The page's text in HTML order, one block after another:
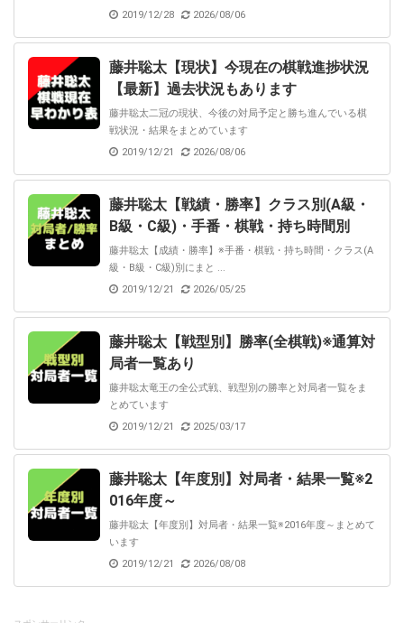
2019/12/28
2026/08/06
藤井聡太【現状】今現在の棋戦進捗状況
【最新】過去状況もあります
藤井聡太二冠の現状、今後の対局予定と勝ち進んでいる棋
戦状況・結果をまとめています
2019/12/21
2026/08/06
藤井聡太【戦績・勝率】クラス別(A級・
B級・C級)・手番・棋戦・持ち時間別
藤井聡太【成績・勝率】※手番・棋戦・持ち時間・クラス(A
級・B級・C級)別にまと ...
2019/12/21
2026/05/25
藤井聡太【戦型別】勝率(全棋戦)※通算対
局者一覧あり
藤井聡太竜王の全公式戦、戦型別の勝率と対局者一覧をま
とめています
2019/12/21
2025/03/17
藤井聡太【年度別】対局者・結果一覧※2
016年度～
藤井聡太【年度別】対局者・結果一覧※2016年度～まとめて
います
2019/12/21
2026/08/08